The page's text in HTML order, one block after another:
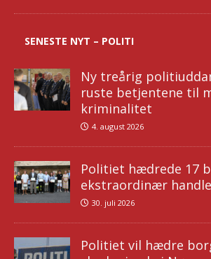
SENESTE NYT – POLITI
Ny treårig
ruste betjentene til
kriminalitet
4. august 2026
Politiet hædrede 17
ekstraordinær
30. juli 2026
Politiet vil hædre